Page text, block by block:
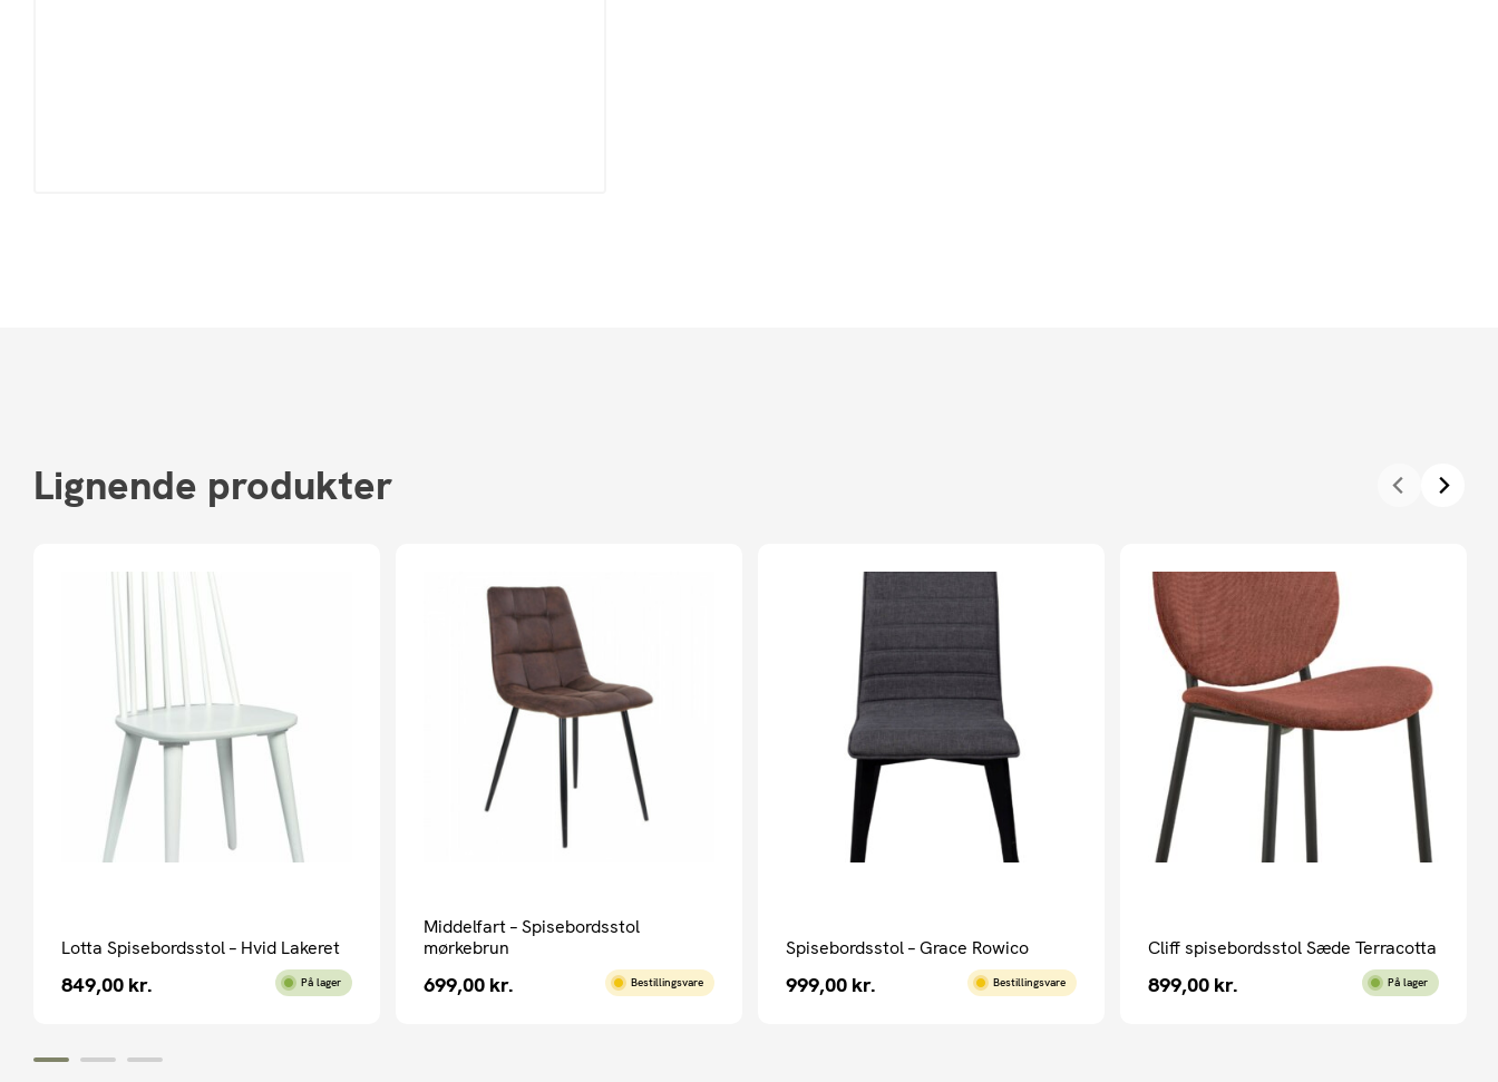
Lignende produkter
Lotta Spisebordsstol – Hvid Lakeret
849,00 kr. På lager
Middelfart – Spisebordsstol
mørkebrun
699,00 kr. Bestillingsvare
Spisebordsstol – Grace Rowico
999,00 kr. Bestillingsvare
Cliff spisebordsstol Sæde Terracotta
899,00 kr. På lager